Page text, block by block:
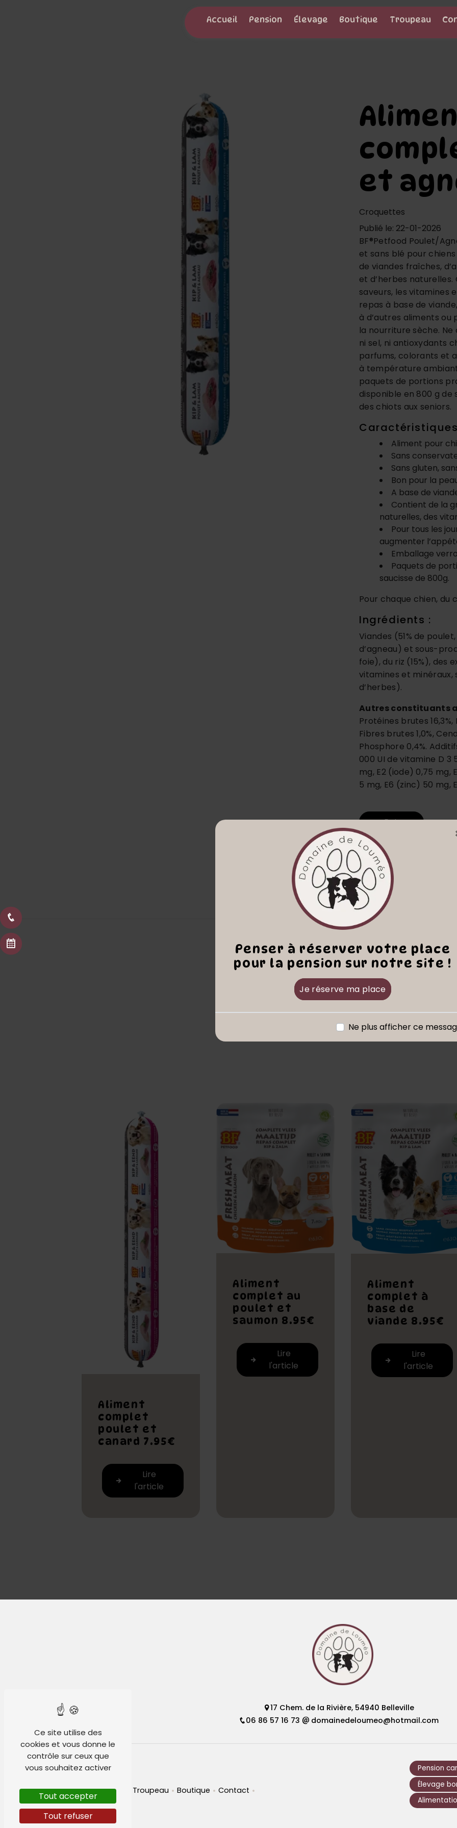
Penser à réserver votre place
pour la pension sur notre site !
Je réserve ma place
Ne plus afficher ce
Accueil Pension Élevage Boutique Troupeau
et
Croquettes
Publié le: 22-01-2026
BF®Petfood Poulet/
et sans blé pour
de viandes fraîches,
et d’herbes
saveurs, les vitamines
repas à base de
à d’autres aliments ou
la nourriture sèche.
ni sel, ni antioxydants
parfums, colorants et
à température
paquets de portions
disponible en 800 g de
des chiots aux seniors.
Aliment pour
Sans
Sans gluten,
Bon pour la
A base de
Contient de la
naturelles, des
Pour tous les
augmenter
Emballage
Paquets de
saucisse de 800g.
Pour chaque chien, du
Ingrédients :
Viandes (51% de
d’agneau) et sous-
foie), du riz (15%), des
vitamines et minéraux,
d’herbes).
Autres constituants
Protéines brutes
Fibres brutes 1,0%,
Phosphore 0,4%.
000 UI de vitamine D 3
mg, E2 (iode) 0,75
5 mg, E6 (zinc) 50 mg,
Retour
Articles similaires
Aliment
complet
poulet et
canard 7.95€
Lire
l'article
Aliment
complet au
poulet et
saumon 8.95€
Lire
l'article
Aliment
complet à
base de
viande 8.95€
Lire
l'article
17 Chem. de la Rivière, 54940 Belleville
06 86 57 16 73
domainedeloumeo@hotmail.com
Plan du site
Accueil Pension Élevage Troupeau Boutique
Contact
CGV
Pension
Élevage
Ce site utilise des
cookies et vous donne le
contrôle sur ceux que
vous souhaitez activer
Tout accepter
Tout refuser